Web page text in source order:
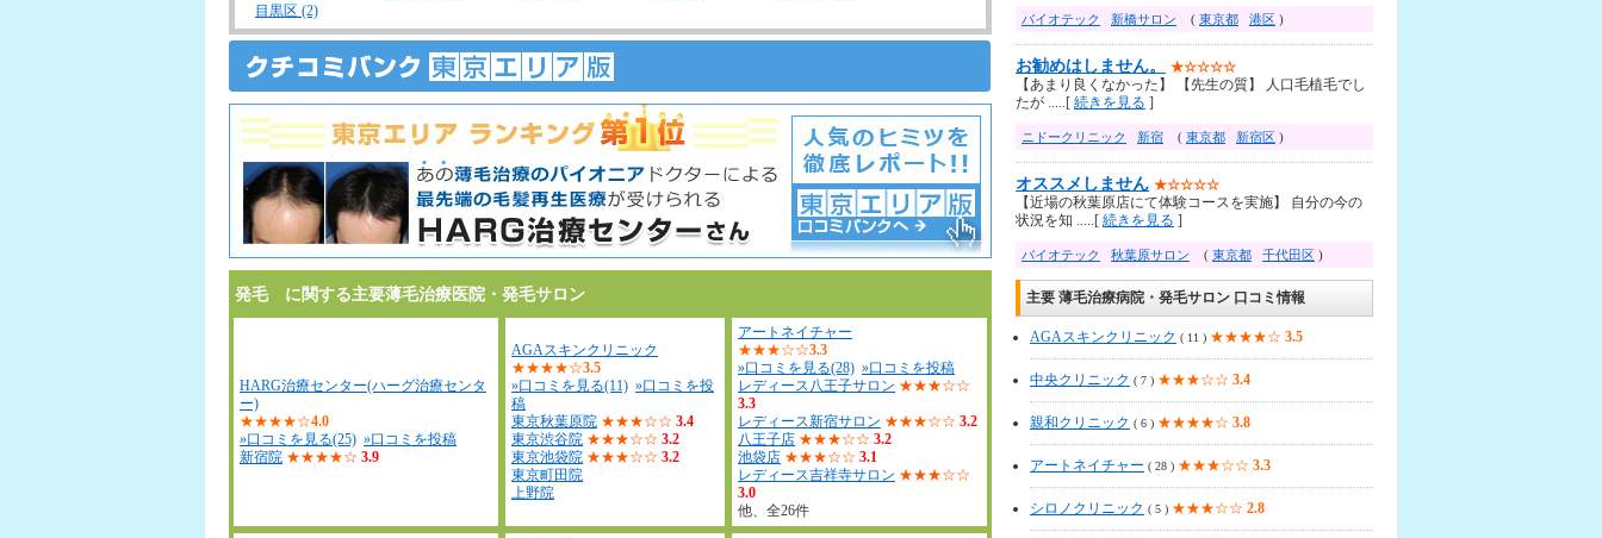
目黒区 (2)
発毛 に関する主要薄毛治療医院・発毛サロン
HARG治療センター(ハーグ治療センタ
ー)
★★★★☆4.0
»口コミを見る(25) »口コミを投稿
新宿院 ★★★★☆ 3.9
AGAスキンクリニック
★★★★☆3.5
»口コミを見る(11) »口コミを投
稿
東京秋葉原院 ★★★☆☆ 3.4
東京渋谷院 ★★★☆☆ 3.2
東京池袋院 ★★★☆☆ 3.2
東京町田院
上野院
アートネイチャー
★★★☆☆3.3
»口コミを見る(28) »口コミを投稿
レディース八王子サロン ★★★☆☆
3.3
レディース新宿サロン ★★★☆☆ 3.2
八王子店 ★★★☆☆ 3.2
池袋店 ★★★☆☆ 3.1
レディース吉祥寺サロン ★★★☆☆
3.0
他、全26件
バイオテック 新橋サロン ( 東京都 港区 )
お勧めはしません。 ★☆☆☆☆
【あまり良くなかった】 【先生の質】 人口毛植毛でし
たが .....[ 続きを見る ]
ニドークリニック 新宿 ( 東京都 新宿区 )
オススメしません ★☆☆☆☆
【近場の秋葉原店にて体験コースを実施】 自分の今の
状況を知 .....[ 続きを見る ]
バイオテック 秋葉原サロン ( 東京都 千代田区 )
主要 薄毛治療病院・発毛サロン 口コミ情報
AGAスキンクリニック ( 11 ) ★★★★☆ 3.5
中央クリニック ( 7 ) ★★★☆☆ 3.4
親和クリニック ( 6 ) ★★★★☆ 3.8
アートネイチャー ( 28 ) ★★★☆☆ 3.3
シロノクリニック ( 5 ) ★★★☆☆ 2.8